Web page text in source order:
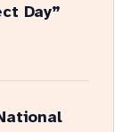
Day”